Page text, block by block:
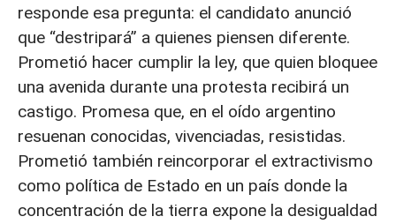
responde esa pregunta: el candidato anunció
que “destripará” a quienes piensen diferente.
Prometió hacer cumplir la ley, que quien bloquee
una avenida durante una protesta recibirá un
castigo. Promesa que, en el oído argentino
resuenan conocidas, vivenciadas, resistidas.
Prometió también reincorporar el extractivismo
como política de Estado en un país donde la
concentración de la tierra expone la desigualdad